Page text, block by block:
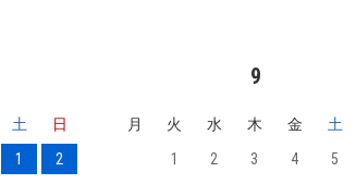
土
日
1
2
9
月 火 水 木 金 土
1
2 3 4 5